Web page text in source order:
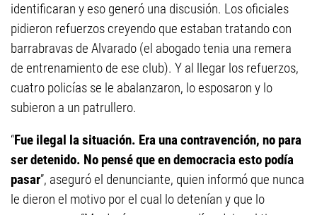
identificaran y eso generó una discusión. Los oficiales
pidieron refuerzos creyendo que estaban tratando con
barrabravas de Alvarado (el abogado tenia una remera
de entrenamiento de ese club). Y al llegar los refuerzos,
cuatro policías se le abalanzaron, lo esposaron y lo
subieron a un patrullero.
“Fue ilegal la situación. Era una contravención, no para
ser detenido. No pensé que en democracia esto podía
pasar”, aseguró el denunciante, quien informó que nunca
le dieron el motivo por el cual lo detenían y que lo